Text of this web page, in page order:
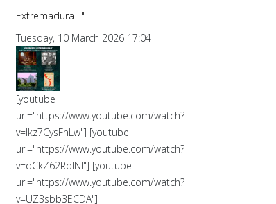
Extremadura II"
Tuesday, 10 March 2026 17:04
[youtube
url="https://www.youtube.com/watch?
v=lkz7CysFhLw"] [youtube
url="https://www.youtube.com/watch?
v=qCkZ62RqlNI"] [youtube
url="https://www.youtube.com/watch?
v=UZ3sbb3ECDA"]